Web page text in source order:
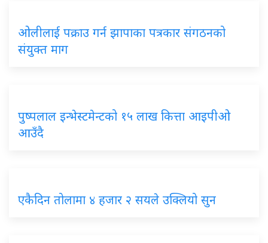
ओलीलाई पक्राउ गर्न झापाका पत्रकार संगठनको
संयुक्त माग
पुष्पलाल इन्भेस्टमेन्टको १५ लाख कित्ता आइपीओ
आउँदै
एकैदिन तोलामा ४ हजार २ सयले उक्लियो सुन